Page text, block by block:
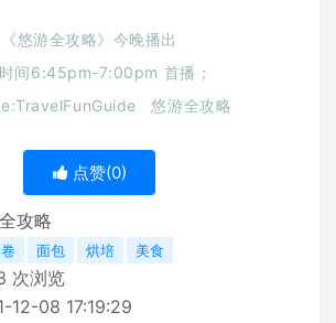
《悠游全攻略》今晚播出
间6:45pm-7:00pm 首播；
悠游全攻略
点赞(0)
攻略
面包 烘培 美食
次浏览
12-08 17:19:29